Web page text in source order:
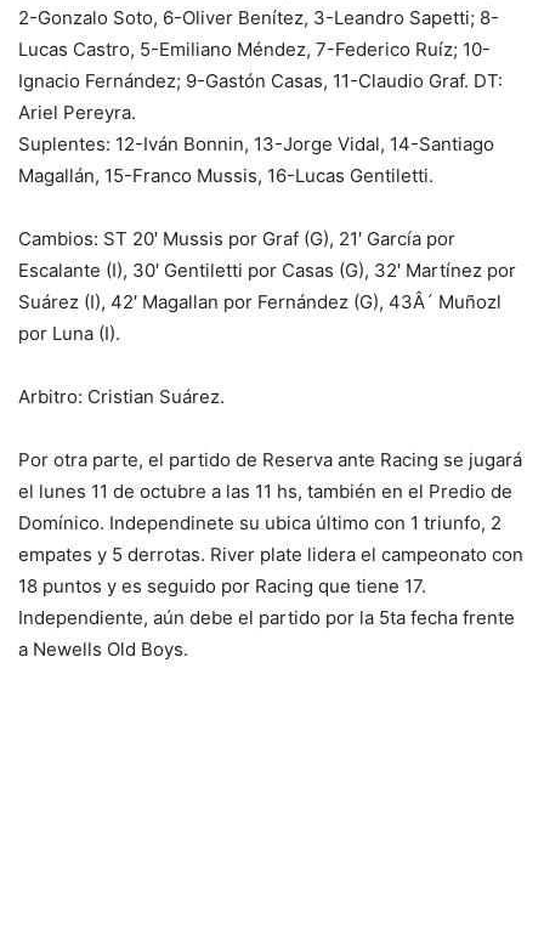
2-Gonzalo Soto, 6-Oliver Benítez, 3-Leandro Sapetti; 8-
Lucas Castro, 5-Emiliano Méndez, 7-Federico Ruíz; 10-
Ignacio Fernández; 9-Gastón Casas, 11-Claudio Graf. DT:
Ariel Pereyra.
Suplentes: 12-Iván Bonnin, 13-Jorge Vidal, 14-Santiago
Magallán, 15-Franco Mussis, 16-Lucas Gentiletti.
Cambios: ST 20′ Mussis por Graf (G), 21′ García por
Escalante (I), 30′ Gentiletti por Casas (G), 32′ Martínez por
Suárez (I), 42′ Magallan por Fernández (G), 43Â´ Muñozl
por Luna (I).
Arbitro: Cristian Suárez.
Por otra parte, el partido de Reserva ante Racing se jugará
el lunes 11 de octubre a las 11 hs, también en el Predio de
Domínico. Independinete su ubica último con 1 triunfo, 2
empates y 5 derrotas. River plate lidera el campeonato con
18 puntos y es seguido por Racing que tiene 17.
Independiente, aún debe el partido por la 5ta fecha frente
a Newells Old Boys.